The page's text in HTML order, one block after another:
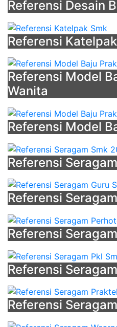
Referensi Desain
Referensi
Referensi Model
Wanita
Referensi Model
Referensi
Referensi
Referensi
Referensi
Referensi